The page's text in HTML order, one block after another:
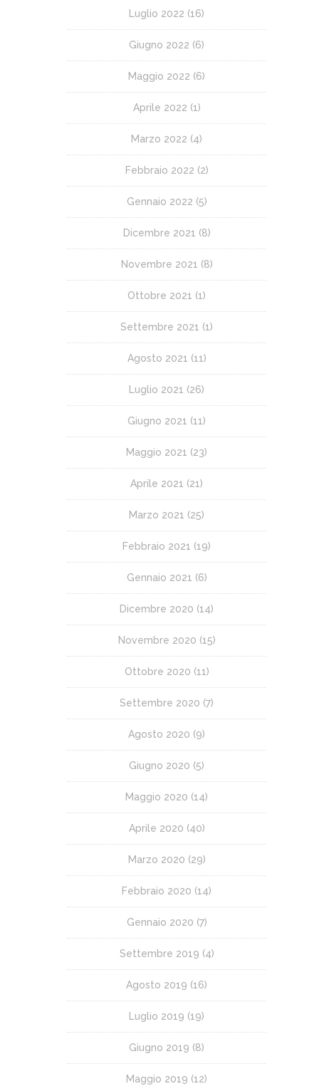
Luglio 2022 (16)
Giugno 2022 (6)
Maggio 2022 (6)
Aprile 2022 (1)
Marzo 2022 (4)
Febbraio 2022 (2)
Gennaio 2022 (5)
Dicembre 2021 (8)
Novembre 2021 (8)
Ottobre 2021 (1)
Settembre 2021 (1)
Agosto 2021 (11)
Luglio 2021 (26)
Giugno 2021 (11)
Maggio 2021 (23)
Aprile 2021 (21)
Marzo 2021 (25)
Febbraio 2021 (19)
Gennaio 2021 (6)
Dicembre 2020 (14)
Novembre 2020 (15)
Ottobre 2020 (11)
Settembre 2020 (7)
Agosto 2020 (9)
Giugno 2020 (5)
Maggio 2020 (14)
Aprile 2020 (40)
Marzo 2020 (29)
Febbraio 2020 (14)
Gennaio 2020 (7)
Settembre 2019 (4)
Agosto 2019 (16)
Luglio 2019 (19)
Giugno 2019 (8)
Maggio 2019 (12)